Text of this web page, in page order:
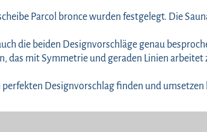
Parcol bronce wurden festgelegt. Die
die beiden Designvorschläge genau
das mit Symmetrie und geraden Linien arbeitet
Designvorschlag finden und umsetzen